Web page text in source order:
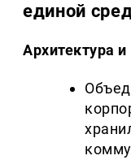
единой
Архитектура